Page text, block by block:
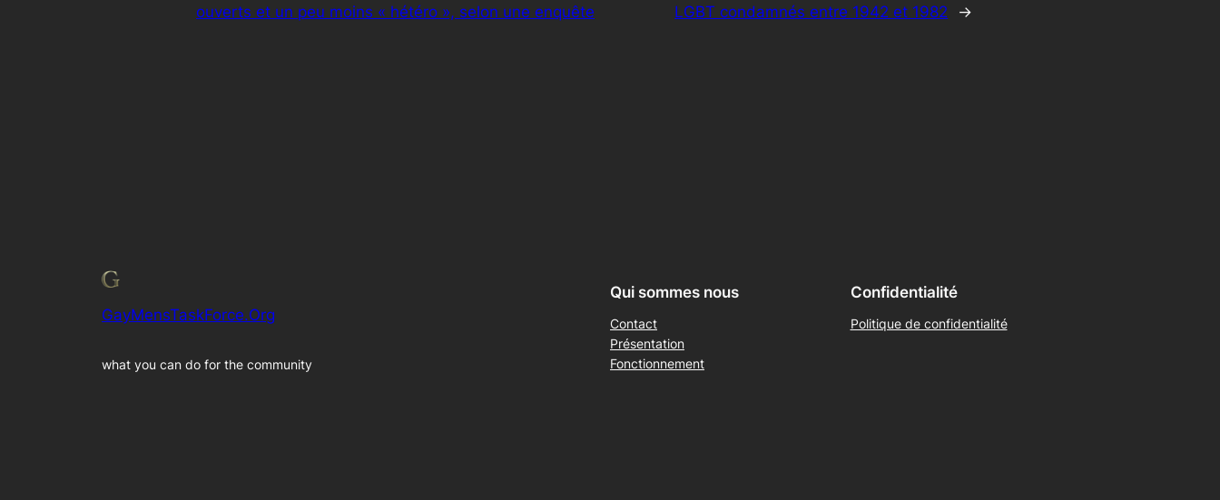
ouverts et un peu moins « hétéro », selon une enquête
LGBT condamnés entre 1942 et 1982
→
GayMensTaskForce.Org
what you can do for the community
Qui sommes nous
Contact
Présentation
Fonctionnement
Confidentialité
Politique de confidentialité